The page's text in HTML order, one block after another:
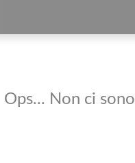
Ops... Non ci